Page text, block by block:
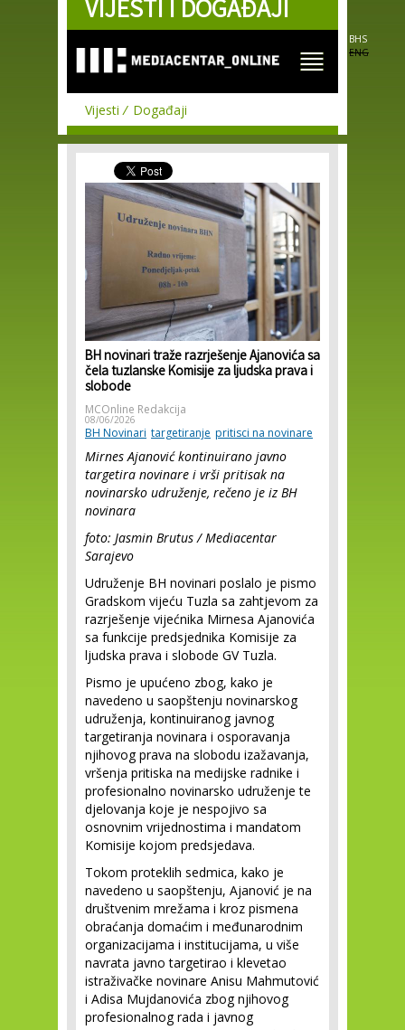
Skip to
main
VIJESTI I DOGAĐAJI
BHS
ENG
Vijesti Događaji
BH novinari traže razrješenje Ajanovića sa
čela tuzlanske Komisije za ljudska prava i
slobode
MCOnline Redakcija
08/06/2026
BH Novinari targetiranje pritisci na novinare
Mirnes Ajanović kontinuirano javno
targetira novinare i vrši pritisak na
novinarsko udruženje, rečeno je iz BH
novinara
foto: Jasmin Brutus / Mediacentar
Sarajevo
Udruženje BH novinari poslalo je pismo
Gradskom vijeću Tuzla sa zahtjevom za
razrješenje vijećnika Mirnesa Ajanovića
sa funkcije predsjednika Komisije za
ljudska prava i slobode GV Tuzla.
Pismo je upućeno zbog, kako je
navedeno u saopštenju novinarskog
udruženja, kontinuiranog javnog
targetiranja novinara i osporavanja
njihovog prava na slobodu izažavanja,
vršenja pritiska na medijske radnike i
profesionalno novinarsko udruženje te
djelovanja koje je nespojivo sa
osnovnim vrijednostima i mandatom
Komisije kojom predsjedava.
Tokom proteklih sedmica, kako je
navedeno u saopštenju, Ajanović je na
društvenim mrežama i kroz pismena
obraćanja domaćim i međunarodnim
organizacijama i institucijama, u više
navrata javno targetirao i klevetao
istraživačke novinare Anisu Mahmutović
i Adisa Mujdanovića zbog njihovog
profesionalnog rada i javnog